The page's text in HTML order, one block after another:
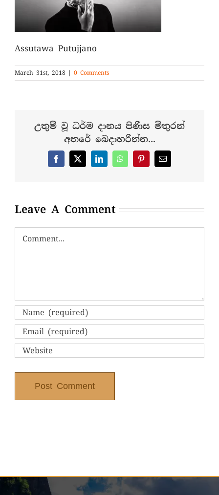
Assutawa Putujjano
March 31st, 2018 | 0 Comments
උතුම් වූ ධර්ම දානය පිණිස මිතුරන්
අතරේ බෙදාහරින්න...
Facebook
X LinkedInWhatsAppPinterestEmail
Leave A Comment
Comment